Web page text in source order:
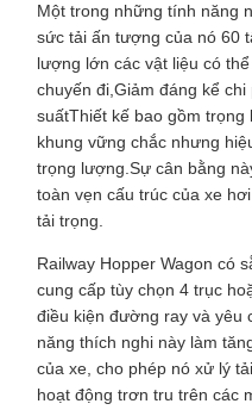
Một trong những tính năng
sức tải ấn tượng của nó 60
lượng lớn các vật liệu có
chuyến đi,Giảm đáng kể
suấtThiết kế bao gồm
khung vững chắc nhưng
trọng lượng.Sự cân bằng
toàn vẹn cấu trúc của xe
tải trọng.
Railway Hopper Wagon có
cung cấp tùy chọn 4 trục
điều kiện đường ray và yêu
năng thích nghi này làm
của xe, cho phép nó xử lý
hoạt động trơn tru trên các